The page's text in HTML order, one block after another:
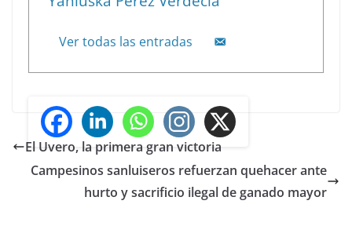
Ver todas las entradas
El Uvero, la primera gran victoria
Campesinos sanluiseros refuerzan quehacer ante
hurto y sacrificio ilegal de ganado mayor